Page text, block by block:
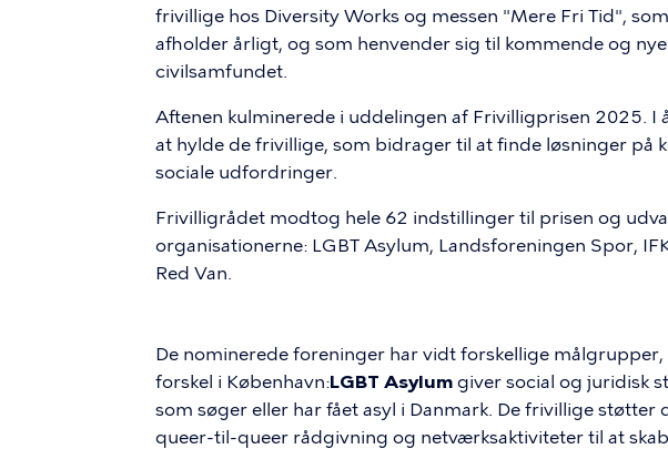
frivillige hos Diversity Works og messen "Mere Fri Tid",
afholder årligt, og som henvender sig til kommende og
civilsamfundet.
Aftenen kulminerede i uddelingen af Frivilligprisen 2025. I
at hylde de frivillige, som bidrager til at finde løsninger på
sociale udfordringer.
Frivilligrådet modtog hele 62 indstillinger til prisen og
organisationerne: LGBT Asylum, Landsforeningen Spor,
Red Van.
De nominerede foreninger har vidt forskellige
forskel i København:LGBT Asylum giver social og juridisk
som søger eller har fået asyl i Danmark. De frivillige
queer-til-queer rådgivning og netværksaktiviteter til at